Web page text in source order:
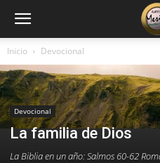
Inicio Devocional
Devocional
La familia de Dios
La Biblia en un año: Salmos 60-62